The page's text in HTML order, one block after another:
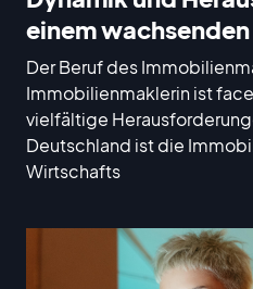
einem
Der Beruf des
Immobilienmaklerin ist
vielfältige
Deutschland ist die
Wirtschafts